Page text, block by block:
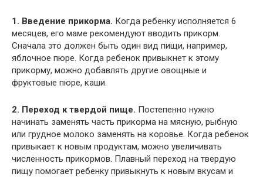
1. Введение прикорма. Когда ребенку исполняется 6
месяцев, его маме рекомендуют вводить прикорм.
Сначала это должен быть один вид пищи, например,
яблочное пюре. Когда ребенок привыкнет к этому
прикорму, можно добавлять другие овощные и
фруктовые пюре, каши.
2. Переход к твердой пище. Постепенно нужно
начинать заменять часть прикорма на мясную, рыбную
или грудное молоко заменять на коровье. Когда ребенок
привыкает к новым продуктам, можно увеличивать
численность прикормов. Плавный переход на твердую
пищу помогает ребенку привыкнуть к новым вкусам и